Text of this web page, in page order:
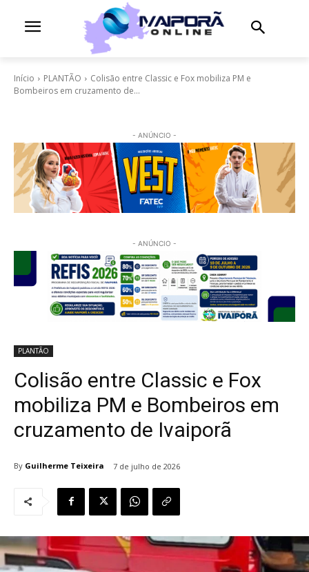
Início PLANTÃO
Colisão entre Classic e Fox mobiliza PM e
Bombeiros em cruzamento de...
- ANÚNCIO -
- ANÚNCIO -
PLANTÃO
Colisão entre Classic e Fox
mobiliza PM e Bombeiros em
cruzamento de Ivaiporã
By Guilherme Teixeira 7 de julho de 2026